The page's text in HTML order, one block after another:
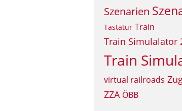
Szenarien
Tastatur Train
Train Simulalator
Train
virtual railroads
ZZA ÖBB